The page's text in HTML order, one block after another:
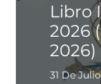
Libro
2026
2026)
31 De